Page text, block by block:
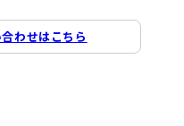
わせはこちら